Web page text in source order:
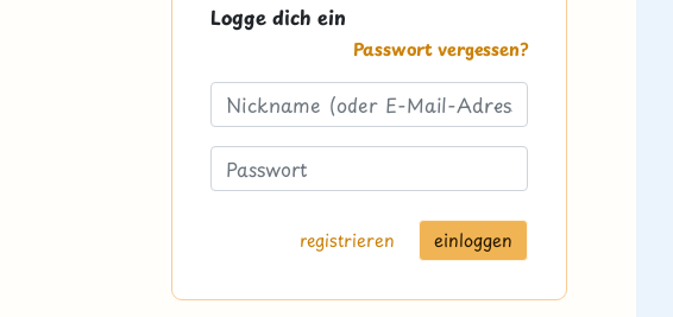
Logge dich ein
Passwort vergessen?
registrieren